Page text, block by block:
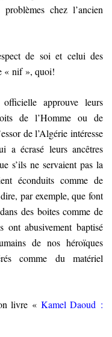
chez l’ancien
de soi et celui des
« nif », quoi!
approuve leurs
de l’Homme ou de
de l’Algérie intéresse
a écrasé leurs ancêtres
s’ils ne servaient pas la
éconduits comme de
par exemple, que font
des boites comme de
ont abusivement baptisé
de nos héroïques
comme du matériel
livre « Kamel Daoud :